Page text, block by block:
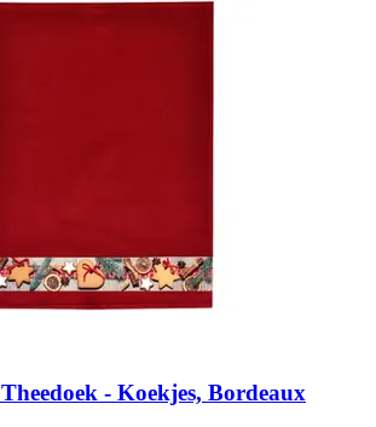
Theedoek -​ Koekjes, Bordeaux